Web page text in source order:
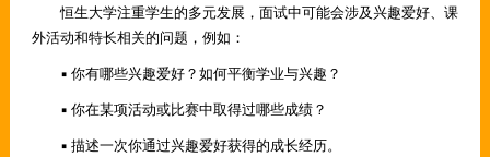
恒生大学注重学生的多元发展，面试中可能会涉及兴趣爱好、课
外活动和特长相关的问题，例如：
▪ 你有哪些兴趣爱好？如何平衡学业与兴趣？
▪ 你在某项活动或比赛中取得过哪些成绩？
▪ 描述一次你通过兴趣爱好获得的成长经历。